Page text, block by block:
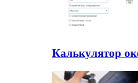
Калькулятор